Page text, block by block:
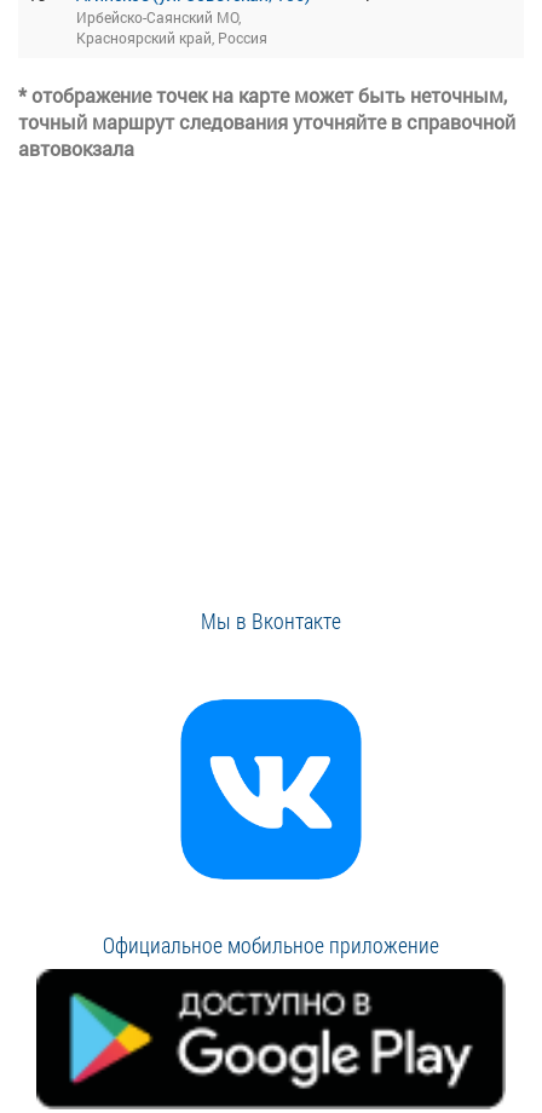
Ирбейско-Саянский МО,
Красноярский край, Россия
* отображение точек на карте может быть неточным,
точный маршрут следования уточняйте в справочной
автовокзала
Мы в Вконтакте
Официальное мобильное приложение